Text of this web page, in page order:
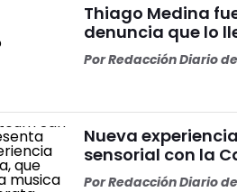
Thiago Medina
denuncia que lo
PorRedacción Diario
Nueva
sensorial con la
PorRedacción Diario